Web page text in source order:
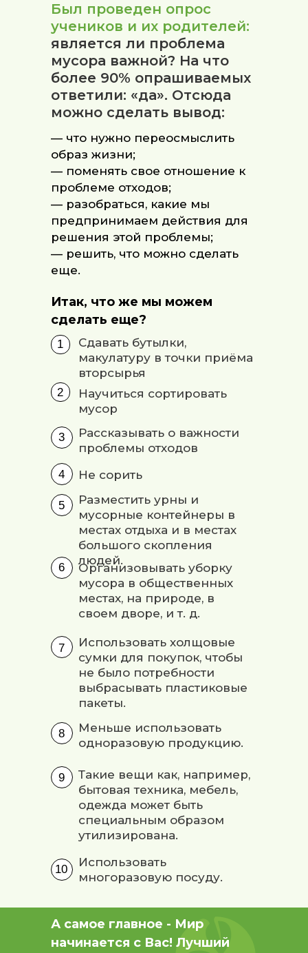
— что нужно переосмыслить
образ жизни;
— поменять свое отношение к
проблеме отходов;
— разобраться, какие мы
предпринимаем действия для
решения этой проблемы;
— решить, что можно сделать
еще.
Итак, что же мы можем
сделать еще?
Был проведен опрос
учеников и их родителей:
является ли проблема
мусора важной? На что
более 90% опрашиваемых
ответили: «да». Отсюда
можно сделать вывод:
Сдавать бутылки,
макулатуру в точки приёма
вторсырья
Научиться сортировать
мусор
Рассказывать о важности
проблемы отходов
Не сорить
Разместить урны и
мусорные контейнеры в
местах отдыха и в местах
большого скопления
людей.
Организовывать уборку
мусора в общественных
местах, на природе, в
своем дворе, и т. д.
Использовать холщовые
сумки для покупок, чтобы
не было потребности
выбрасывать пластиковые
пакеты.
Такие вещи как, например,
бытовая техника, мебель,
одежда может быть
специальным образом
утилизирована.
Использовать
многоразовую посуду.
10
9
8
7
6
5
4
3
2
1
Меньше использовать
одноразовую продукцию.
А самое главное - Мир
начинается с Вас! Лучший